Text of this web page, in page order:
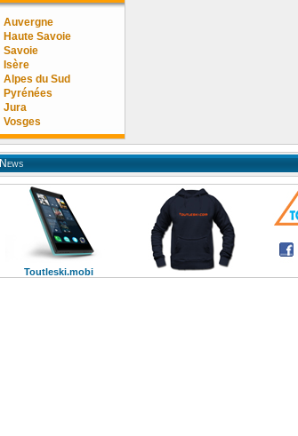
Auvergne
Haute Savoie
Savoie
Isère
Alpes du Sud
Pyrénées
Jura
Vosges
News
Toutleski.mobi